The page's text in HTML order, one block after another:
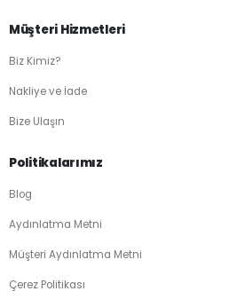
Müşteri Hizmetleri
Biz Kimiz?
Nakliye ve İade
Bize Ulaşın
Politikalarımız
Blog
Aydınlatma Metni
Müşteri Aydınlatma Metni
Çerez Politikası